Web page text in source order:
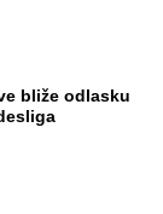
bliže odlasku